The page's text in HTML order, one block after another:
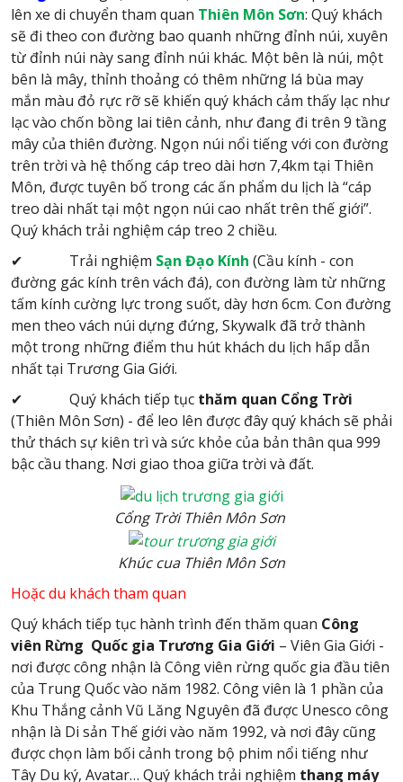
lên xe di chuyển tham quan Thiên Môn Sơn: Quý khách
sẽ đi theo con đường bao quanh những đỉnh núi, xuyên
từ đỉnh núi này sang đỉnh núi khác. Một bên là núi, một
bên là mây, thỉnh thoảng có thêm những lá bùa may
mắn màu đỏ rực rỡ sẽ khiến quý khách cảm thấy lạc như
lạc vào chốn bồng lai tiên cảnh, như đang đi trên 9 tầng
mây của thiên đường. Ngọn núi nổi tiếng với con đường
trên trời và hệ thống cáp treo dài hơn 7,4km tại Thiên
Môn, được tuyên bố trong các ấn phẩm du lịch là “cáp
treo dài nhất tại một ngọn núi cao nhất trên thế giới”.
Quý khách trải nghiệm cáp treo 2 chiều.
✔ Trải nghiệm Sạn Đạo Kính (Cầu kính - con
đường gác kính trên vách đá), con đường làm từ những
tấm kính cường lực trong suốt, dày hơn 6cm. Con đường
men theo vách núi dựng đứng, Skywalk đã trở thành
một trong những điểm thu hút khách du lịch hấp dẫn
nhất tại Trương Gia Giới.
✔ Quý khách tiếp tục thăm quan Cổng Trời
(Thiên Môn Sơn) - để leo lên được đây quý khách sẽ phải
thử thách sự kiên trì và sức khỏe của bản thân qua 999
bậc cầu thang. Nơi giao thoa giữa trời và đất.
Cổng Trời Thiên Môn Sơn
Khúc cua Thiên Môn Sơn
Hoặc du khách tham quan
Quý khách tiếp tục hành trình đến thăm quan Công
viên Rừng Quốc gia Trương Gia Giới – Viên Gia Giới -
nơi được công nhận là Công viên rừng quốc gia đầu tiên
của Trung Quốc vào năm 1982. Công viên là 1 phần của
Khu Thắng cảnh Vũ Lăng Nguyên đã được Unesco công
nhận là Di sản Thế giới vào năm 1992, và nơi đây cũng
được chọn làm bối cảnh trong bộ phim nổi tiếng như
Tây Du ký, Avatar… Quý khách trải nghiệm thang máy